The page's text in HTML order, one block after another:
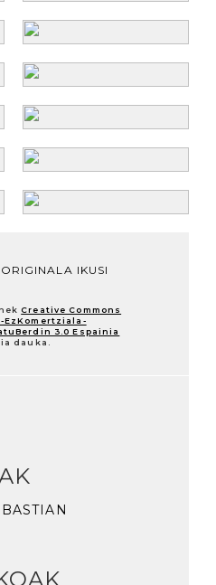
IKUSI
Creative Commons
3.0 Espainia
dauka.